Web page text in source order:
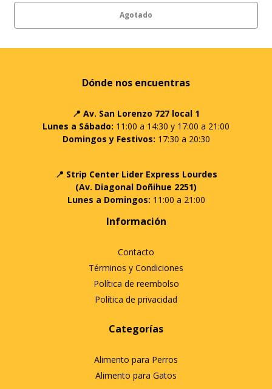
Agotado
Dónde nos encuentras
📍 Av. San Lorenzo 727 local 1
Lunes a Sábado: 11:00 a 14:30 y 17:00 a 21:00
Domingos y Festivos: 17:30 a 20:30
📍 Strip Center Lider Express Lourdes
(Av. Diagonal Doñihue 2251)
Lunes a Domingos: 11:00 a 21:00
Información
Contacto
Términos y Condiciones
Política de reembolso
Política de privacidad
Categorías
Alimento para Perros
Alimento para Gatos